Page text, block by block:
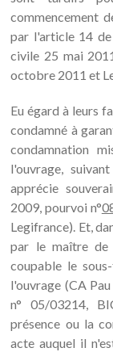
commencement
par l'article 14
civile 25 mai
octobre 2011 et
Eu égard à leurs
condamné à
condamnation
l'ouvrage,
apprécie
2009, pourvoi n°
Legifrance). Et,
par le maître de
coupable le
l'ouvrage (CA
n° 05/03214,
présence ou la
acte auquel il